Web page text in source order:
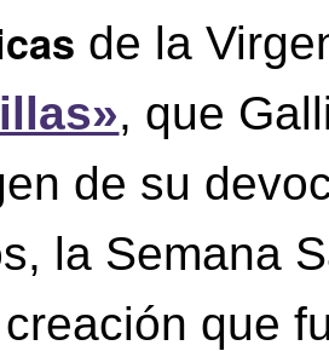
de la
, que
de su
la Semana
que